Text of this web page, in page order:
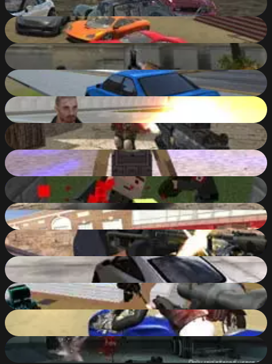
86 %
Scrap GL
84%
CS Portable
31%
City Rider
85%
Adventure City
%
Ultimate SWAT
83%
Pixel Gun: Apocalypse
87%
Pixel Gun Apocalypse 3
86 %
CarS
83%
Good Guys vs Bad Boys
86%
Audi TT RS
84%
Pixel Wars of Hero
88%
3D Moto Simulator 2
84%
Warmerise
48%